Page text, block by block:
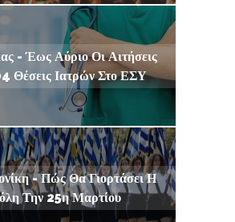
- Έως Αύριο Οι Αιτήσεις
Θέσεις Ιατρών Στο ΕΣΥ
- Πώς Θα Γιορτάσει Η
Την 25η Μαρτίου